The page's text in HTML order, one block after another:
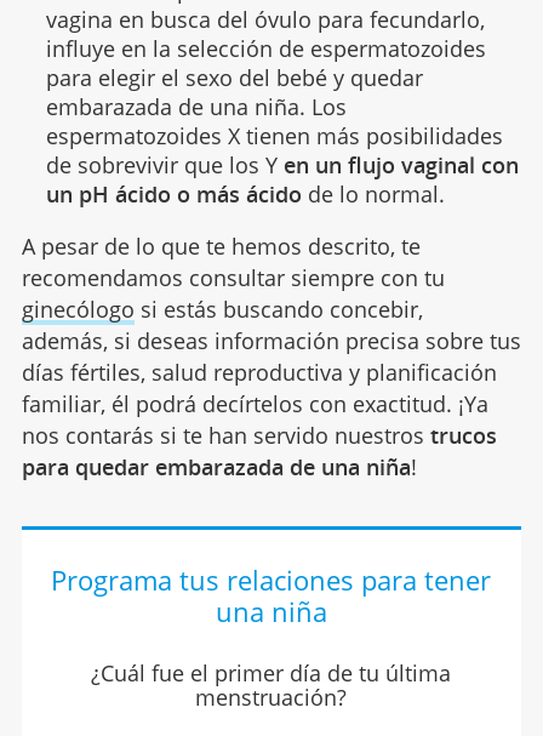
vagina en busca del óvulo para fecundarlo,
influye en la selección de espermatozoides
para elegir el sexo del bebé y quedar
embarazada de una niña. Los
espermatozoides X tienen más posibilidades
de sobrevivir que los Y en un flujo vaginal con
un pH ácido o más ácido de lo normal.
A pesar de lo que te hemos descrito, te
recomendamos consultar siempre con tu
ginecólogo si estás buscando concebir,
además, si deseas información precisa sobre tus
días fértiles, salud reproductiva y planificación
familiar, él podrá decírtelos con exactitud. ¡Ya
nos contarás si te han servido nuestros trucos
para quedar embarazada de una niña!
Programa tus relaciones para tener
una niña
¿Cuál fue el primer día de tu última
menstruación?